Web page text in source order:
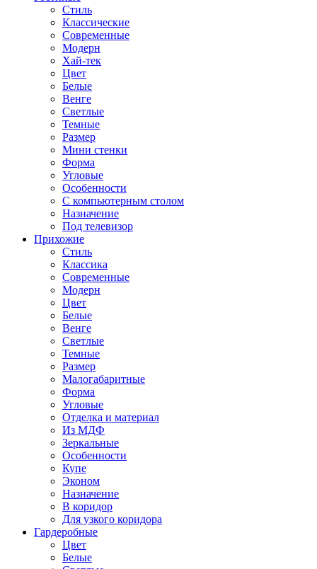
Стиль
Классические
Современные
Модерн
Хай-тек
Цвет
Белые
Венге
Светлые
Темные
Размер
Мини стенки
Форма
Угловые
Особенности
С компьютерным столом
Назначение
Под телевизор
Прихожие
Стиль
Классика
Современные
Модерн
Цвет
Белые
Венге
Светлые
Темные
Размер
Малогабаритные
Форма
Угловые
Отделка и материал
Из МДФ
Зеркальные
Особенности
Купе
Эконом
Назначение
В коридор
Для узкого коридора
Гардеробные
Цвет
Белые